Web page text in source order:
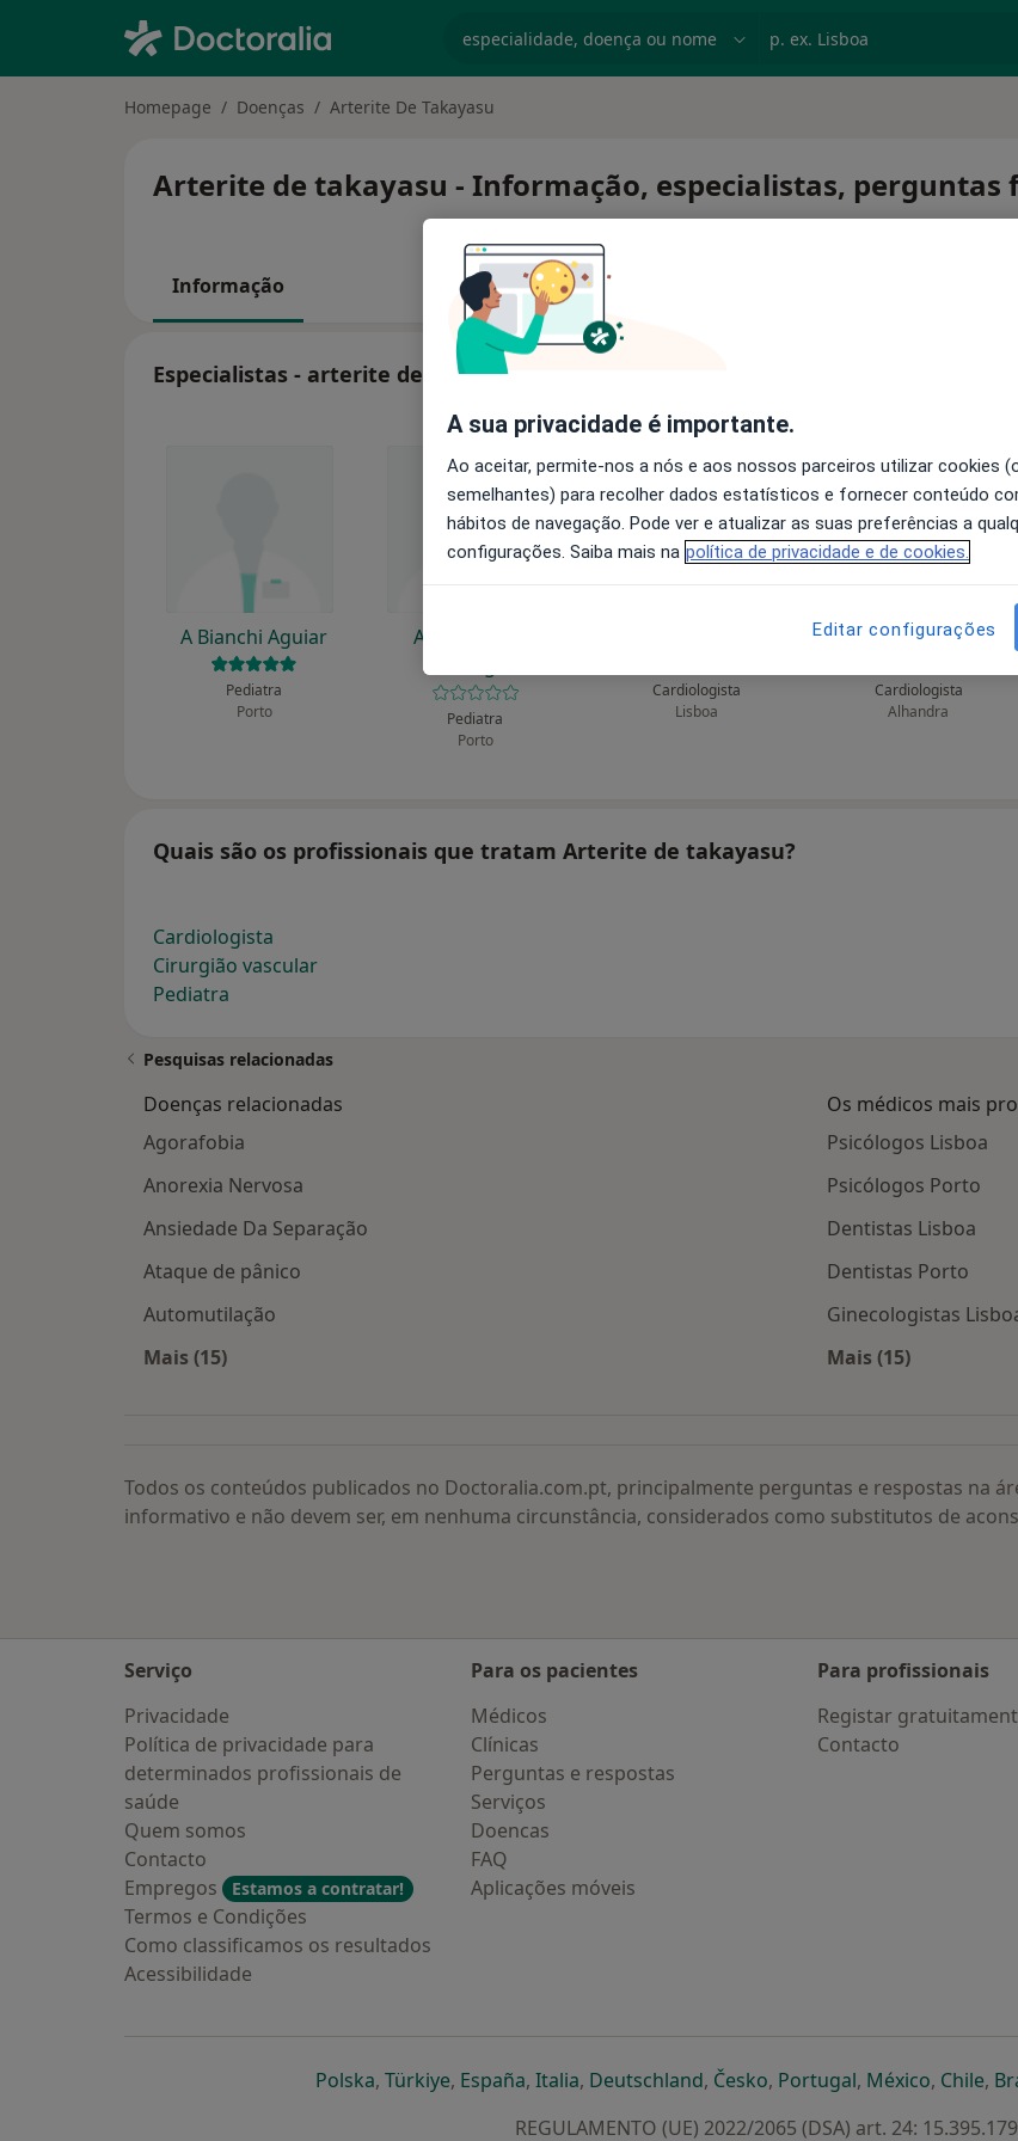
Homepage Doenças Arterite De Takayasu
Arterite de takayasu - Informação, especialistas, perguntas
Informação
Especialistas - arterite de takayasu
A Bianchi Aguiar
Pediatra
Porto
A José Ribeiro
Domingues
Pediatra
Porto
Cardiologista
Lisboa
A Nunes Diogo
Cardiologista
Alhandra
Quais são os profissionais que tratam Arterite de takayasu?
Cardiologista
Cirurgião vascular
Pediatra
Pesquisas relacionadas
Doenças relacionadas
Agorafobia
Anorexia Nervosa
Ansiedade Da Separação
Ataque de pânico
Automutilação
Mais (15)
Os médicos mais
Psicólogos Lisboa
Psicólogos Porto
Dentistas Lisboa
Dentistas Porto
Ginecologistas
Mais (15)
Todos os conteúdos publicados no Doctoralia.com.pt, principalmente perguntas e respostas na
informativo e não devem ser, em nenhuma circunstância, considerados como substitutos de
Serviço
Privacidade
Política de privacidade para
determinados profissionais de
saúde
Quem somos
Contacto
Empregos
Estamos a contratar!
Termos e Condições
Como classificamos os resultados
Acessibilidade
Para os pacientes
Médicos
Clínicas
Perguntas e respostas
Serviços
Doencas
FAQ
Aplicações móveis
Para profissionais
Registar
Contacto
Polskaabre num novo separador
, Türkiyeabre num novo separador
, Españaabre num novo separador
, Italiaabre num novo separador
, Deutschlandabre num novo separador
, Českoabre num novo separador
, Portugalabre num novo
, Méxicoabre
, Chile,
REGULAMENTO (UE) 2022/2065 (DSA) art. 24:
A sua privacidade é importante.
Ao aceitar, permite-nos a nós e aos nossos parceiros utilizar cookies
semelhantes) para recolher dados estatísticos e fornecer conteúdo
hábitos de navegação. Pode ver e atualizar as suas preferências a
configurações. Saiba mais na política de privacidade e de cookies.
Editar configurações